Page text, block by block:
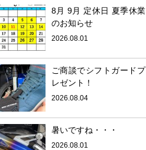
8月 9月 定休日 夏季休業
のお知らせ
2026.08.01
ご商談でシフトガードプ
レゼント！
2026.08.04
暑いですね・・・
2026.08.01